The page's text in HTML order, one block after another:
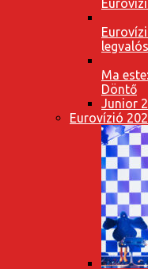
Ma
Döntő
Junior
Eurovízió